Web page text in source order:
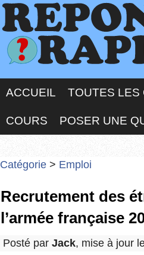
ACCUEIL TOUTES LES
COURS POSER UNE
Catégorie > Emploi
Recrutement des
l’armée française
Posté par Jack, mise à jour